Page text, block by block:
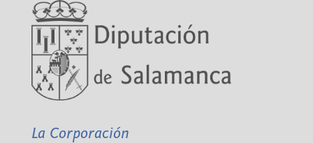
La Corporación